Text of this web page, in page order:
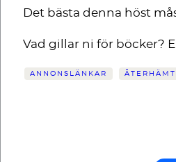
Det bästa denna höst
Vad gillar ni för böcker?
ANNONSLÄNKAR